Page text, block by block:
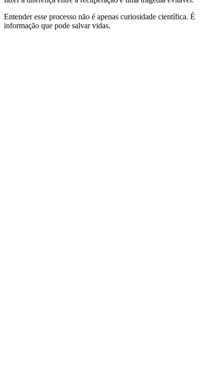
Entender esse processo não é apenas curiosidade científica. É
informação que pode salvar vidas.